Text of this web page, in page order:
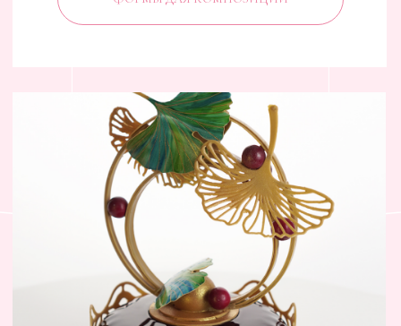
«Венецианское сердце»
Композиция